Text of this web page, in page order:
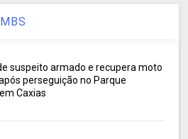
suspeito armado e recupera moto
perseguição no Parque
Caxias